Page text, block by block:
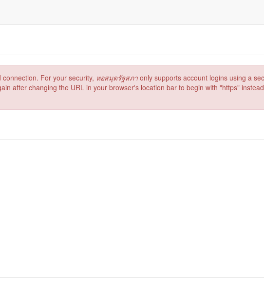
For your security, หอสมุดรัฐสภา only supports account logins using a
after changing the URL in your browser's location bar to begin with "https"